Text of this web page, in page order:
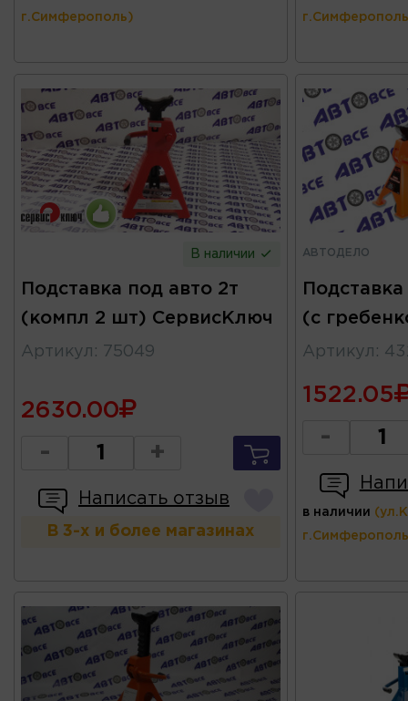
г.Симферополь)
В наличии
Подставка под авто 2т
(компл 2 шт) СервисКлюч
Артикул : 75049
2630.00
- +
Написать отзыв
В 3-х и более магазинах
АВТОДЕЛО
(с
Артикул :
1522.05
-
в наличии